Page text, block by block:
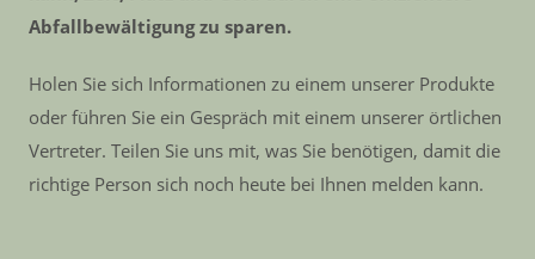
Abfallbewältigung zu sparen.
Holen Sie sich Informationen zu einem unserer Produkte
oder führen Sie ein Gespräch mit einem unserer örtlichen
Vertreter. Teilen Sie uns mit, was Sie benötigen, damit die
richtige Person sich noch heute bei Ihnen melden kann.